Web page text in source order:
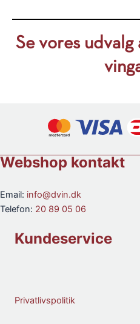
Se vores
Webshop kontakt
Email: info@dvin.dk
Telefon: 20 89 05 06
Kundeservice
Privatlivspolitik